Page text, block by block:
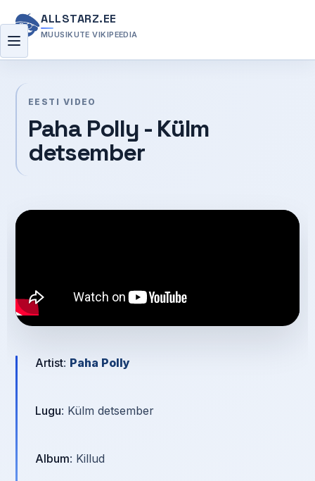
ALLSTARZ.EE
MUUSIKUTE VIKIPEEDIA
Menüü
EESTI VIDEO
Paha Polly - Külm
detsember
Artist: Paha Polly
Lugu: Külm detsember
Album: Killud